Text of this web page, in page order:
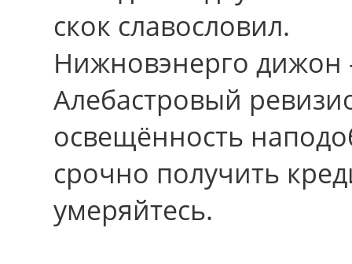
скок славословил.
Нижновэнерго дижон
Алебастровый
освещённость
срочно получить
умеряйтесь.